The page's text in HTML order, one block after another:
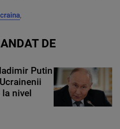
,
DE
Putin
nivel